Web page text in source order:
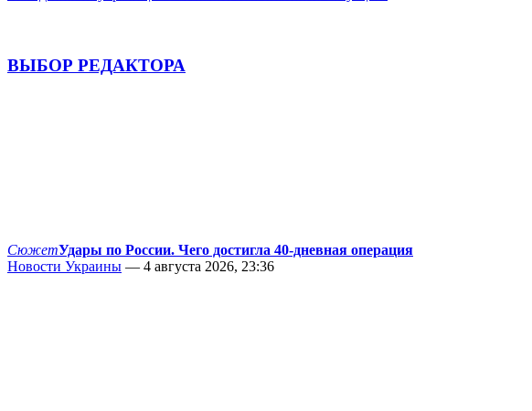
ВЫБОР РЕДАКТОРА
СюжетУдары по России. Чего достигла 40-дневная операция
Новости Украины — 4 августа 2026, 23:36